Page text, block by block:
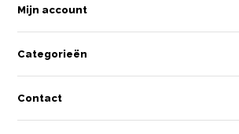
Mijn account
Categorieën
Contact